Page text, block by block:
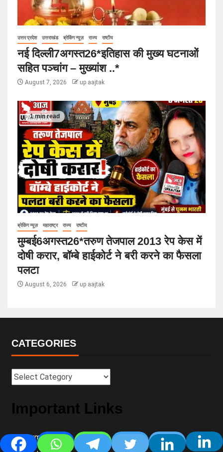
उत्तर प्रदेश उत्तराखंड ब्रेकिंग न्यूज़ राज्य राष्टीय
नई दिल्ली7अगस्त26*इतिहास की मुख्य घटनाओं
सहित पञ्चांग – मुख्यांश ..*
August 7, 2026 up aajtak
1 min read
ब्रेकिंग न्यूज़ महाराष्ट्र राज्य राष्टीय
मुम्बई6अगस्त26*तरुण तेजपाल 2013 रेप केस में
दोषी करार, बॉम्बे हाईकोर्ट ने बरी करने का फैसला
पलटा
August 6, 2026 up aajtak
CATEGORIES
Important Links
Terms of use